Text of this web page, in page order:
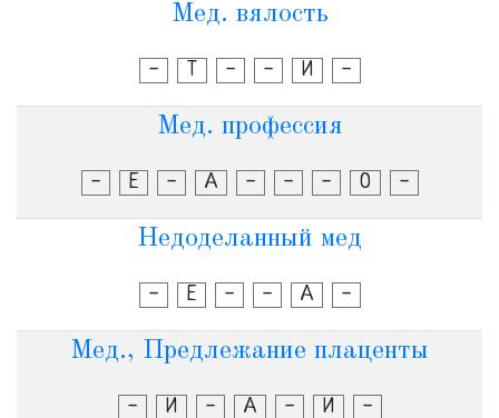
Мед. вялость
- Т - - И -
Мед. профессия
- Е - А - - - О -
Недоделанный мед
- Е - - А -
Мед., Предлежание плаценты
- И - А - И -